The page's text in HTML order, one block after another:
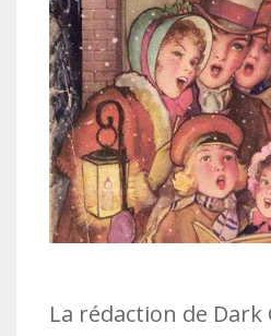
La rédaction de Dark